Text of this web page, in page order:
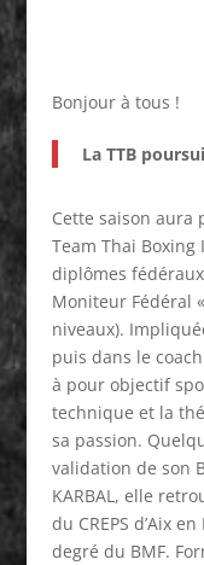
Bonjour à tous !
La TTB
Cette saison aura
Team Thai
diplômes
Moniteur Fédéral
niveaux).
puis dans le
à pour objectif
technique et la
sa passion.
validation de son
KARBAL, elle
du CREPS d’Aix
degré du BMF.